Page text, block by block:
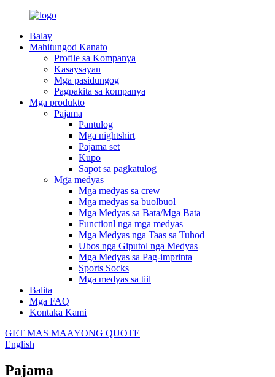
Balay
Mahitungod Kanato
Profile sa Kompanya
Kasaysayan
Mga pasidungog
Pagpakita sa kompanya
Mga produkto
Pajama
Pantulog
Mga nightshirt
Pajama set
Kupo
Sapot sa pagkatulog
Mga medyas
Mga medyas sa crew
Mga medyas sa buolbuol
Mga Medyas sa Bata/Mga Bata
Functionl nga mga medyas
Mga Medyas nga Taas sa Tuhod
Ubos nga Giputol nga Medyas
Mga Medyas sa Pag-imprinta
Sports Socks
Mga medyas sa tiil
Balita
Mga FAQ
Kontaka Kami
GET MAS MAAYONG QUOTE
English
Pajama